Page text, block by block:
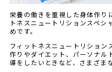
栄養の働きを重視した身体作り
トネスニュートリションスペシ
めです。
フィットネスニュートリション
作りやダイエット、パーソナル
導をしたいときなど、さまざま